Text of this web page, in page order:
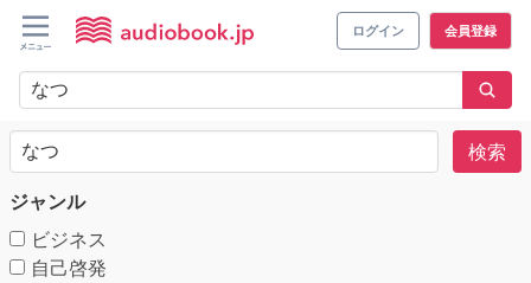
ログイン 会員登録
検索
ジャンル
ビジネス
自己啓発